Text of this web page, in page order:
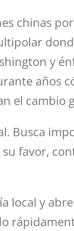
chinas
y
años
el cambio
Busca
favor,
local y